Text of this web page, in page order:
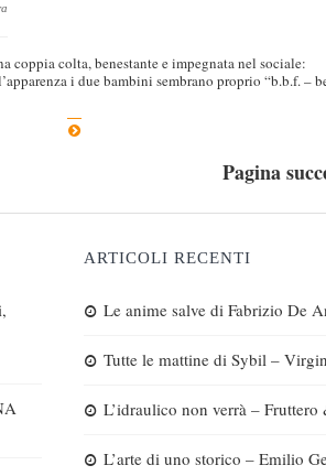
coppia colta, benestante e impegnata nel sociale:
i due bambini sembrano proprio “b.b.f. –
Pagina
ARTICOLI RECENTI
Le anime salve di Fabrizio De
Tutte le mattine di Sybil –
L’idraulico non verrà –
L’arte di uno storico – Emilio